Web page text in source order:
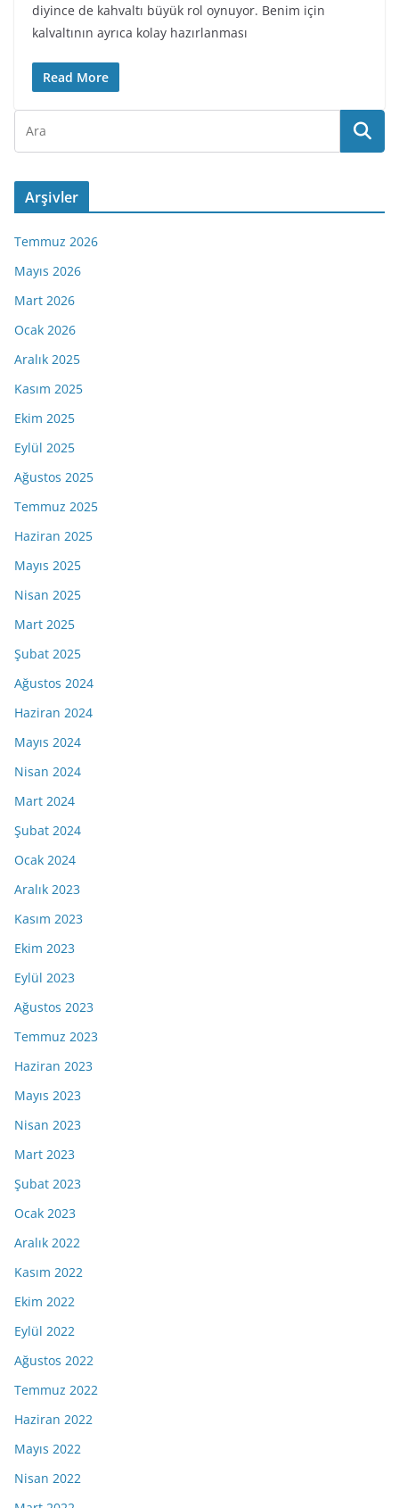
diyince de kahvaltı büyük rol oynuyor. Benim için
kalvaltının ayrıca kolay hazırlanması
Read More
Arşivler
Temmuz 2026
Mayıs 2026
Mart 2026
Ocak 2026
Aralık 2025
Kasım 2025
Ekim 2025
Eylül 2025
Ağustos 2025
Temmuz 2025
Haziran 2025
Mayıs 2025
Nisan 2025
Mart 2025
Şubat 2025
Ağustos 2024
Haziran 2024
Mayıs 2024
Nisan 2024
Mart 2024
Şubat 2024
Ocak 2024
Aralık 2023
Kasım 2023
Ekim 2023
Eylül 2023
Ağustos 2023
Temmuz 2023
Haziran 2023
Mayıs 2023
Nisan 2023
Mart 2023
Şubat 2023
Ocak 2023
Aralık 2022
Kasım 2022
Ekim 2022
Eylül 2022
Ağustos 2022
Temmuz 2022
Haziran 2022
Mayıs 2022
Nisan 2022